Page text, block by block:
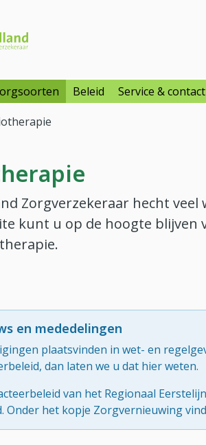
Beleid Service & contact
Zorgverzekeraar hecht
kunt u op de hoogte
en mededelingen
plaatsvinden in wet- en
dan laten we u dat hier weten.
van het Regionaal
Onder het kopje Zorgvernieuwing